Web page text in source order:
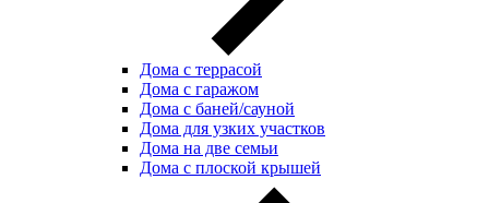
Дома с террасой
Дома с гаражом
Дома с баней/сауной
Дома для узких участков
Дома на две семьи
Дома с плоской крышей